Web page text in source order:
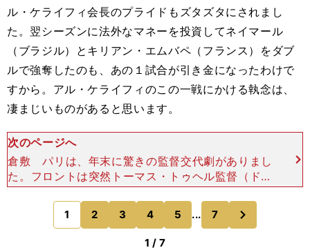
ル・ケライフィ会長のプライドもズタズタにされまし
た。翌シーズンに法外なマネーを投資してネイマール
（ブラジル）とキリアン・エムバペ（フランス）をダブ
ルで強奪したのも、あの１試合が引き金になったわけで
すから。アル・ケライフィのこの一戦にかける執念は、
凄まじいものがあると思います。
次のページへ
倉敷 パリは、年末に驚きの監督交代劇がありまし
た。フロントは突然トーマス・トゥヘル監督（ドイ
ツ）を解任し、クラブOBでもあるマウリシオ・ポ
チェッティーノ（アルゼンチン）を招へいしました
が、一体何が起こ
1 2 3 4 5 ... 7
1 / 7